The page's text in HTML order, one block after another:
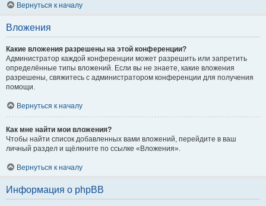
Вернуться к началу
Вложения
Какие вложения разрешены на этой конференции?
Администратор каждой конференции может разрешить или запретить
определённые типы вложений. Если вы не знаете, какие вложения
разрешены, свяжитесь с администратором конференции для получения
помощи.
Вернуться к началу
Как мне найти мои вложения?
Чтобы найти список добавленных вами вложений, перейдите в ваш
личный раздел и щёлкните по ссылке «Вложения».
Вернуться к началу
Информация о phpBB